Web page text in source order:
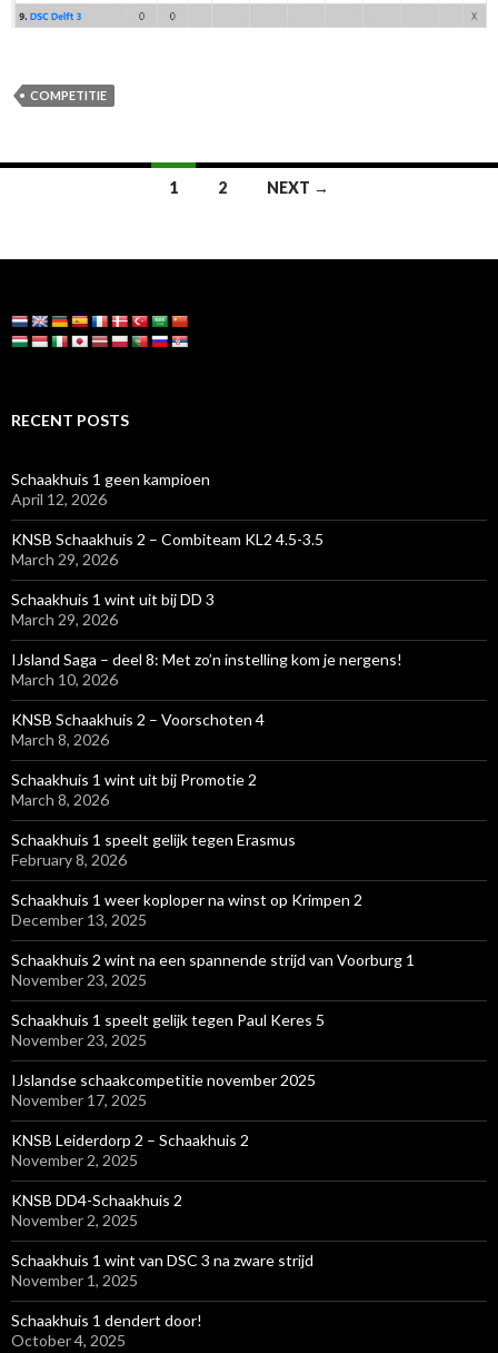
COMPETITIE
1 2 NEXT →
RECENT POSTS
Schaakhuis 1 geen kampioen
April 12, 2026
KNSB Schaakhuis 2 – Combiteam KL2 4.5-3.5
March 29, 2026
Schaakhuis 1 wint uit bij DD 3
March 29, 2026
IJsland Saga – deel 8: Met zo’n instelling kom je nergens!
March 10, 2026
KNSB Schaakhuis 2 – Voorschoten 4
March 8, 2026
Schaakhuis 1 wint uit bij Promotie 2
March 8, 2026
Schaakhuis 1 speelt gelijk tegen Erasmus
February 8, 2026
Schaakhuis 1 weer koploper na winst op Krimpen 2
December 13, 2025
Schaakhuis 2 wint na een spannende strijd van Voorburg 1
November 23, 2025
Schaakhuis 1 speelt gelijk tegen Paul Keres 5
November 23, 2025
IJslandse schaakcompetitie november 2025
November 17, 2025
KNSB Leiderdorp 2 – Schaakhuis 2
November 2, 2025
KNSB DD4-Schaakhuis 2
November 2, 2025
Schaakhuis 1 wint van DSC 3 na zware strijd
November 1, 2025
Schaakhuis 1 dendert door!
October 4, 2025